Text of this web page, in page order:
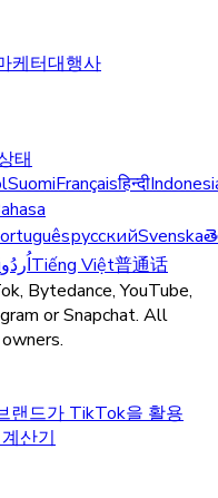
케터대행사
태
SuomiFrançaisहिन्दी
русскийSvenska
اُردُوTiếng Việt普通话
Bytedance, YouTube,
or Snapchat. All
랜드가 TikTok을 활용
산기